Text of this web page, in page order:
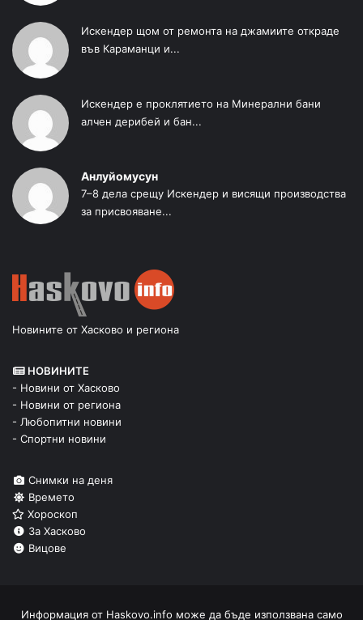
Искендер щом от ремонта на джамиите откраде
във Караманци и...
Искендер е проклятието на Минерални бани
алчен дерибей и бан...
Анлуйомусун
7–8 дела срещу Искендер и висящи производства
за присвояване...
Новините от Хасково и региона
НОВИНИТЕ
- Новини от Хасково
- Новини от региона
- Любопитни новини
- Спортни новини
Снимки на деня
Времето
Хороскоп
За Хасково
Вицове
Информация от Haskovo.info може да бъде използвана само